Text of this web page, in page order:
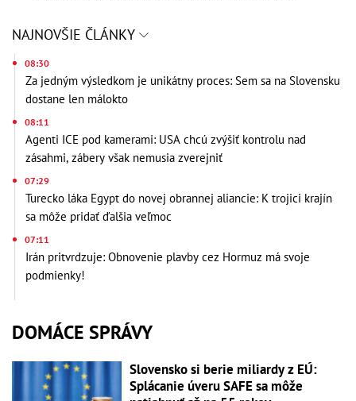
NAJNOVŠIE ČLÁNKY
08:30
Za jedným výsledkom je unikátny proces: Sem sa na Slovensku
dostane len málokto
08:11
Agenti ICE pod kamerami: USA chcú zvýšiť kontrolu nad
zásahmi, zábery však nemusia zverejniť
07:29
Turecko láka Egypt do novej obrannej aliancie: K trojici krajín
sa môže pridať ďalšia veľmoc
07:11
Irán pritvrdzuje: Obnovenie plavby cez Hormuz má svoje
podmienky!
DOMÁCE SPRÁVY
Slovensko si berie miliardy z EÚ:
Splácanie úveru SAFE sa môže